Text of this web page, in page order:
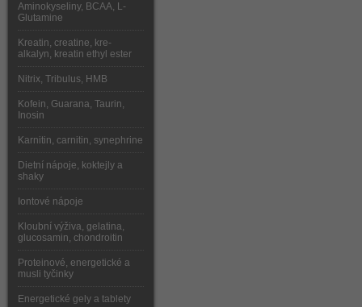
Aminokyseliny, BCAA, L-
Glutamine
Kreatin, creatine, kre-
alkalyn, kreatin ethyl ester
Nitrix, Tribulus, HMB
Kofein, Guarana, Taurin,
Inosin
Karnitin, carnitin, synephrine
Dietní nápoje, koktejly a
shaky
Iontové nápoje
Kloubní výživa, gelatina,
glucosamin, chondroitin
Proteinové, energetické a
musli tyčinky
Energetické gely a tablety